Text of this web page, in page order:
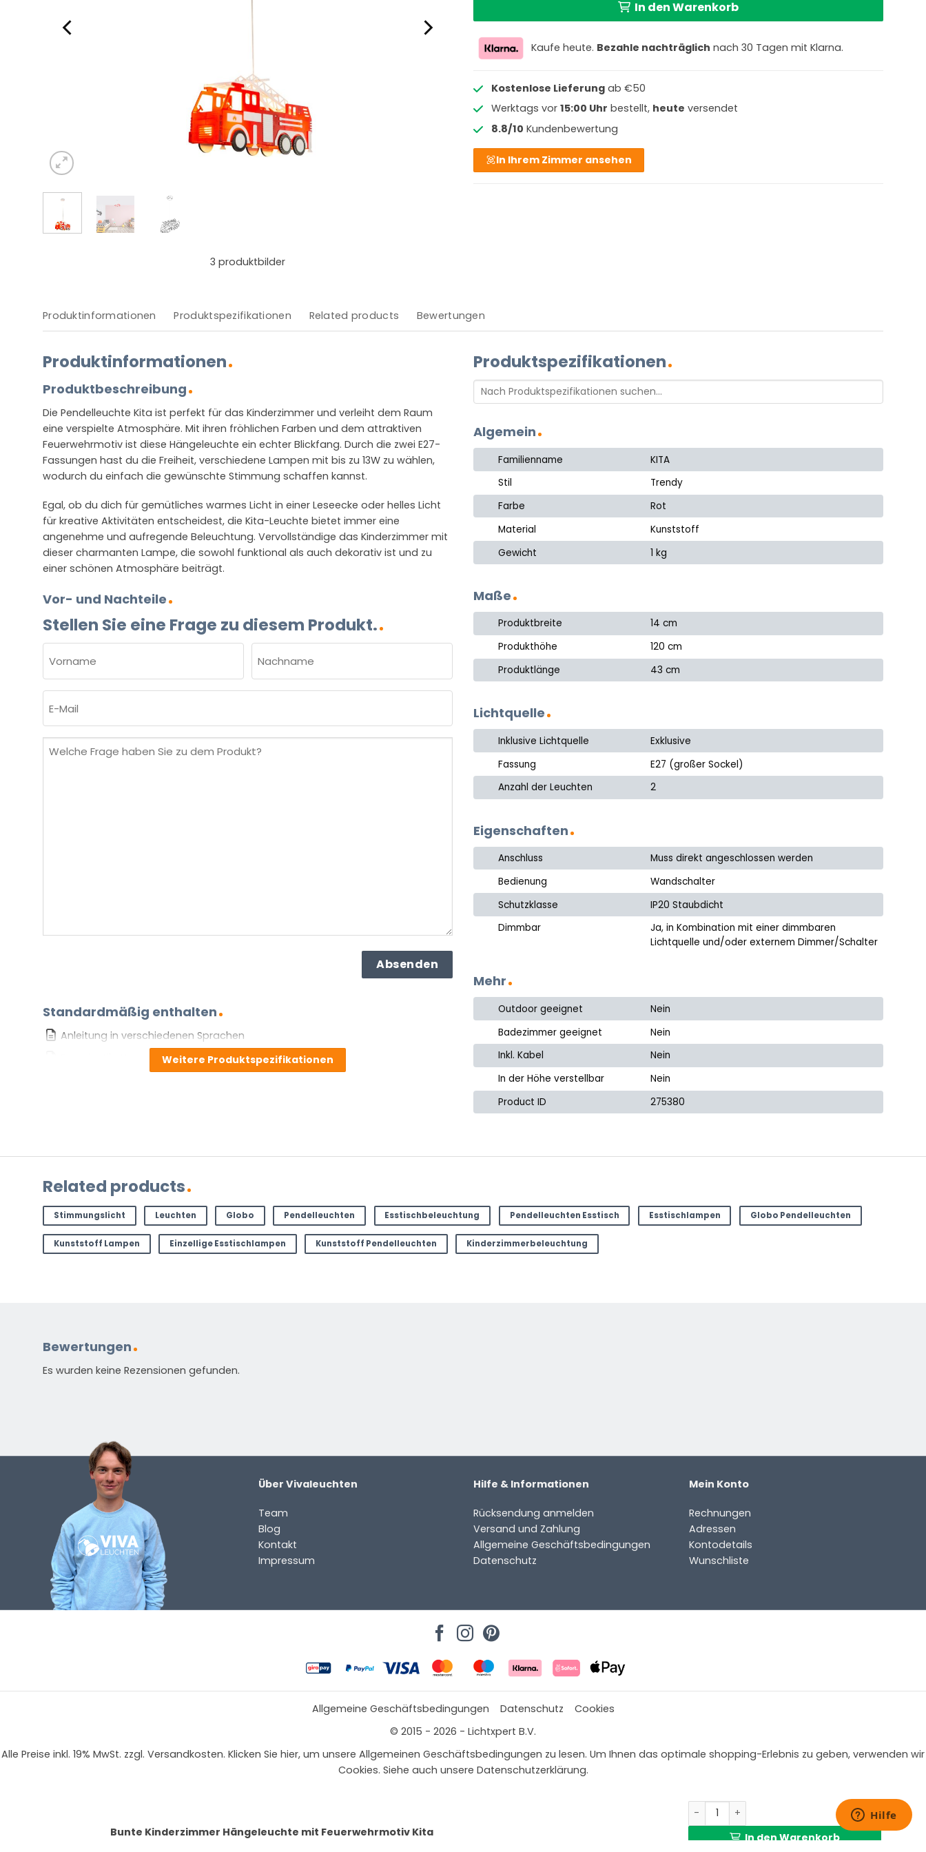
3 produktbilder
In den Warenkorb
Kaufe heute. Bezahle nachträglich nach 30 Tagen mit Klarna.
Kostenlose Lieferungab €50
Werktags vor 15:00 Uhr bestellt, heute versendet
8.8/10 Kundenbewertung
In Ihrem Zimmer ansehen
Produktinformationen Produktspezifikationen Related products Bewertungen
Produktinformationen
Produktbeschreibung
Die Pendelleuchte Kita ist perfekt für das Kinderzimmer und verleiht dem Raum
eine verspielte Atmosphäre. Mit ihren fröhlichen Farben und dem attraktiven
Feuerwehrmotiv ist diese Hängeleuchte ein echter Blickfang. Durch die zwei E27-
Fassungen hast du die Freiheit, verschiedene Lampen mit bis zu 13W zu wählen,
wodurch du einfach die gewünschte Stimmung schaffen kannst.
Egal, ob du dich für gemütliches warmes Licht in einer Leseecke oder helles Licht
für kreative Aktivitäten entscheidest, die Kita-Leuchte bietet immer eine
angenehme und aufregende Beleuchtung. Vervollständige das Kinderzimmer mit
dieser charmanten Lampe, die sowohl funktional als auch dekorativ ist und zu
einer schönen Atmosphäre beiträgt.
Vor- und Nachteile
Stellen Sie eine Frage zu diesem Produkt.
(ERFORDERLICH)
Vorname Nachname
Mail
Welche
Standardmäßig enthalten
Anleitung in verschiedenen Sprachen
Weitere Produktspezifikationen
Produktspezifikationen
Algemein
Familienname
KITA
Stil
Trendy
Farbe
Rot
Material
Kunststoff
Gewicht
1 kg
Maße
Produktbreite
14 cm
Produkthöhe
120 cm
Produktlänge
43 cm
Lichtquelle
Inklusive Lichtquelle
Exklusive
Fassung
E27 (großer Sockel)
Anzahl der Leuchten
2
Eigenschaften
Anschluss
Muss direkt angeschlossen werden
Bedienung
Wandschalter
Schutzklasse
IP20 Staubdicht
Dimmbar
Ja, in Kombination mit einer dimmbaren
Lichtquelle und/oder externem Dimmer/Schalter
Mehr
Outdoor geeignet
Nein
Badezimmer geeignet
Nein
Inkl. Kabel
Nein
In der Höhe verstellbar
Nein
Product ID
275380
Related products
Stimmungslicht Leuchten Globo Pendelleuchten Esstischbeleuchtung Pendelleuchten Esstisch Esstischlampen Globo Pendelleuchten
Kunststoff Lampen Einzellige Esstischlampen Kunststoff Pendelleuchten Kinderzimmerbeleuchtung
Bewertungen
Es wurden keine Rezensionen gefunden.
Über Vivaleuchten
Team
Blog
Kontakt
Impressum
Hilfe & Informationen
Rücksendung anmelden
Versand und Zahlung
Allgemeine Geschäftsbedingungen
Datenschutz
Mein Konto
Rechnungen
Adressen
Kontodetails
Wunschliste
Allgemeine Geschäftsbedingungen Datenschutz
Cookies
© 2015 - 2026 - Lichtxpert B.V.
Alle Preise inkl. 19% MwSt. zzgl. Versandkosten. Klicken Sie hier, um unsere Allgemeinen Geschäftsbedingungen zu lesen. Um Ihnen das optimale shopping-Erlebnis zu geben, verwenden wir
Cookies. Siehe auch unsere Datenschutzerklärung.
Bunte Kinderzimmer Hängeleuchte mit Feuerwehrmotiv Kita
Bunte Kinderzimmer Hängeleuchte mit
In den Warenkorb